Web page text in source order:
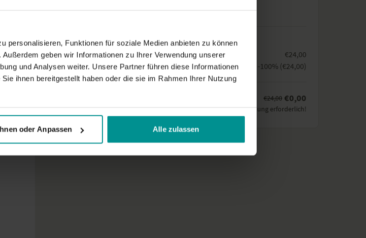
personalisieren, Funktionen für soziale Medien anbieten zu können
geben wir Informationen zu Ihrer Verwendung unserer
und Analysen weiter. Unsere Partner führen diese Informationen
ihnen bereitgestellt haben oder die sie im Rahmen Ihrer Nutzung
oder Anpassen Alle zulassen
Bestellübersicht
Zwischensumme
€24,00
Gutschein
TEACHER-BARBRA-NOH -100% (€24,00)
€24,00 €0,00
Keine Zahlung erforderlich!